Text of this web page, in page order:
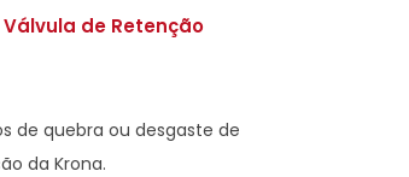
de Retenção
de quebra ou desgaste de
da Krona.